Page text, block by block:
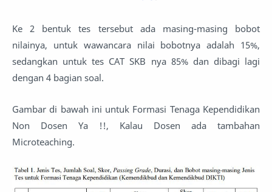
Ke 2 bentuk tes tersebut ada masing-masing bobot
nilainya, untuk wawancara nilai bobotnya adalah 15%,
sedangkan untuk tes CAT SKB nya 85% dan dibagi lagi
dengan 4 bagian soal.
Gambar di bawah ini untuk Formasi Tenaga Kependidikan
Non Dosen Ya !!, Kalau Dosen ada tambahan
Microteaching.